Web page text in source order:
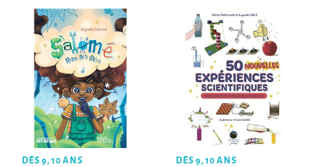
DÈS 9, 10 ANS DÈS 9, 10 ANS